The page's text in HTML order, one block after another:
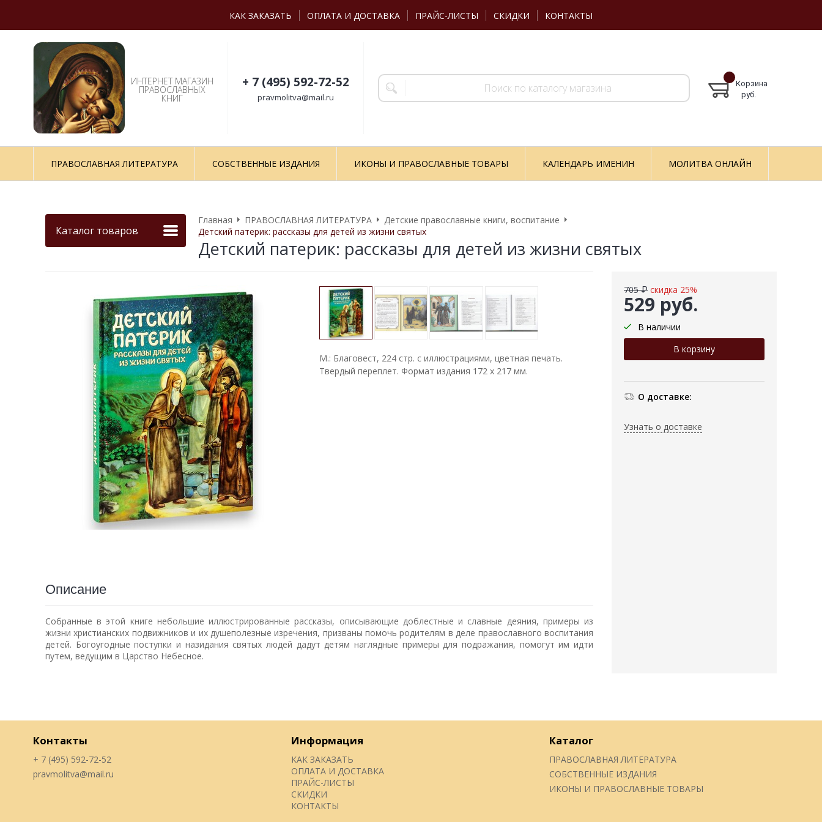
КАК ЗАКАЗАТЬ ОПЛАТА И ДОСТАВКА ПРАЙС-ЛИСТЫ СКИДКИ КОНТАКТЫ
ИНТЕРНЕТ МАГАЗИН
ПРАВОСЛАВНЫХ
КНИГ
+ 7 (495) 592-72-52
pravmolitva@mail.ru
Корзина
руб.
ПРАВОСЛАВНАЯ ЛИТЕРАТУРА СОБСТВЕННЫЕ ИЗДАНИЯ ИКОНЫ И ПРАВОСЛАВНЫЕ ТОВАРЫ КАЛЕНДАРЬ ИМЕНИН МОЛИТВА ОНЛАЙН
Каталог товаров
Главная ПРАВОСЛАВНАЯ ЛИТЕРАТУРА
Детские православные книги, воспитание
Детский патерик: рассказы для детей из жизни святых
Детский патерик: рассказы для детей из жизни святых
529 руб.
705 ₽ скидка 25%
В наличии
О доставке:
Узнать о доставке
М.: Благовест, 224 стр. с иллюстрациями, цветная печать.
Твердый переплет. Формат издания 172 х 217 мм.
Описание
Собранные в этой книге небольшие иллюстрированные рассказы, описывающие доблестные и славные деяния, примеры из
жизни христианских подвижников и их душеполезные изречения, призваны помочь родителям в деле православного воспитания
детей. Богоугодные поступки и назидания святых людей дадут детям наглядные примеры для подражания, помогут им идти
путем, ведущим в Царство Небесное.
Контакты
+ 7 (495) 592-72-52
pravmolitva@mail.ru
Информация
КАК ЗАКАЗАТЬ
ОПЛАТА И ДОСТАВКА
ПРАЙС-ЛИСТЫ
СКИДКИ
КОНТАКТЫ
Каталог
ПРАВОСЛАВНАЯ ЛИТЕРАТУРА
СОБСТВЕННЫЕ ИЗДАНИЯ
ИКОНЫ И ПРАВОСЛАВНЫЕ ТОВАРЫ